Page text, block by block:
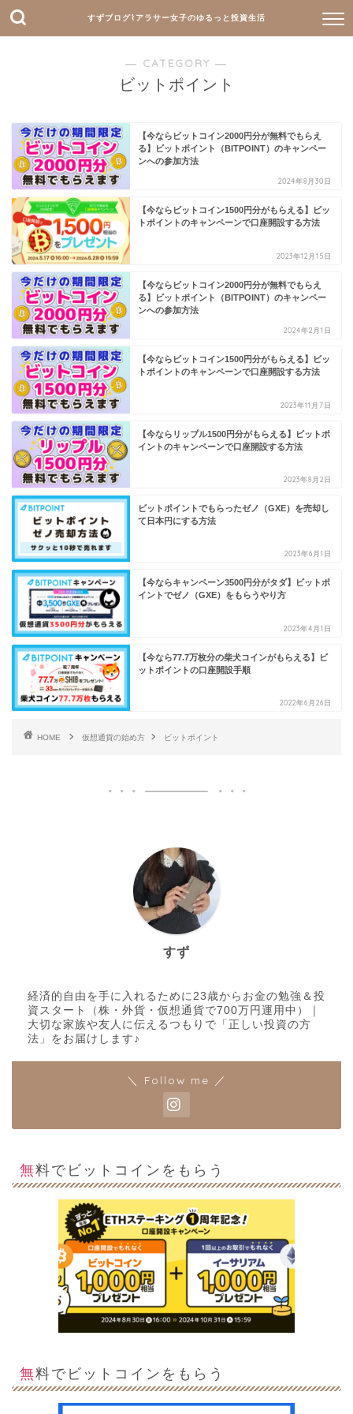
すずブログ⌇アラサー女子のゆるっと投資生活
― CATEGORY ―
ビットポイント
【今ならビットコイン2000円分が無料でもらえ
る】ビットポイント（BITPOINT）のキャンペー
ンへの参加方法
2024年8月30日
【今ならビットコイン1500円分がもらえる】ビッ
トポイントのキャンペーンで口座開設する方法
2023年12月15日
【今ならビットコイン2000円分が無料でもらえ
る】ビットポイント（BITPOINT）のキャンペー
ンへの参加方法
2024年2月1日
【今ならビットコイン1500円分がもらえる】ビッ
トポイントのキャンペーンで口座開設する方法
2023年11月7日
【今ならリップル1500円分がもらえる】ビットポ
イントのキャンペーンで口座開設する方法
2023年8月2日
ビットポイントでもらったゼノ（GXE）を売却し
て日本円にする方法
2023年6月1日
【今ならキャンペーン3500円分がタダ】ビットポ
イントでゼノ（GXE）をもらうやり方
2023年4月1日
【今なら77.7万枚分の柴犬コインがもらえる】ビ
ットポイントの口座開設手順
2022年6月26日
HOME 仮想通貨の始め方 ビットポイント
すず
経済的自由を手に入れるために23歳からお金の勉強＆投
資スタート（株・外貨・仮想通貨で700万円運用中）｜
大切な家族や友人に伝えるつもりで「正しい投資の方
法」をお届けします♪
＼ Follow me ／
無料でビットコインをもらう
無料でビットコインをもらう